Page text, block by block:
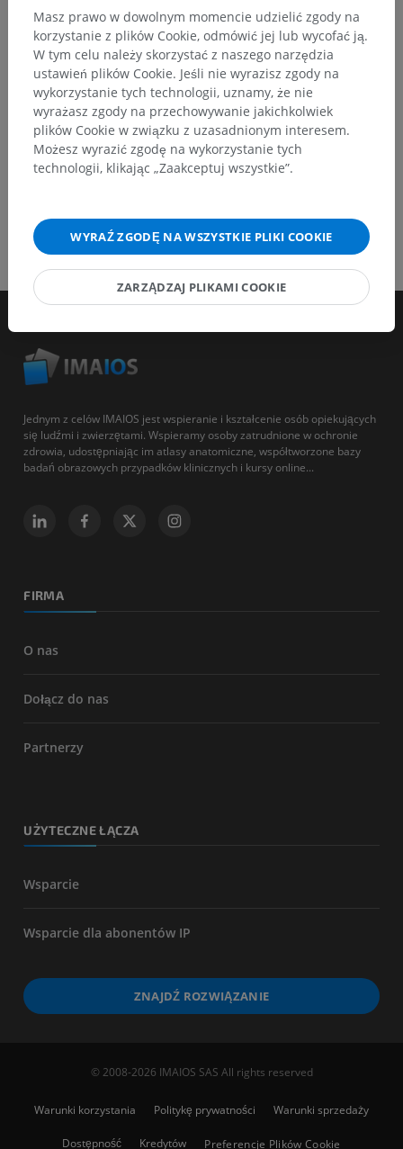
Zgłoś problem
POBIERZ APLIKACJĘ
Jednym z celów IMAIOS jest wspieranie i kształcenie osób opiekujących
się ludźmi i zwierzętami. Wspieramy osoby zatrudnione w ochronie
zdrowia, udostępniając im atlasy anatomiczne, współtworzone bazy
badań obrazowych przypadków klinicznych i kursy online...
FIRMA
O nas
Dołącz do nas
Partnerzy
UŻYTECZNE ŁĄCZA
Wsparcie
Wsparcie dla abonentów IP
ZNAJDŹ ROZWIĄZANIE
© 2008-2026 IMAIOS SAS All rights reserved
Warunki korzystania Politykę prywatności Warunki sprzedaży
Dostępność Kredytów Preferencje Plików Cookie
Masz prawo w dowolnym momencie udzielić zgody na
korzystanie z plików Cookie, odmówić jej lub wycofać ją.
W tym celu należy skorzystać z naszego narzędzia
ustawień plików Cookie. Jeśli nie wyrazisz zgody na
wykorzystanie tych technologii, uznamy, że nie
wyrażasz zgody na przechowywanie jakichkolwiek
plików Cookie w związku z uzasadnionym interesem.
Możesz wyrazić zgodę na wykorzystanie tych
technologii, klikając „Zaakceptuj wszystkie”.
WYRAŹ ZGODĘ NA WSZYSTKIE PLIKI COOKIE
ZARZĄDZAJ PLIKAMI COOKIE